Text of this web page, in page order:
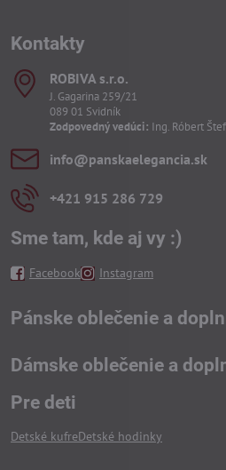
Kontakty
ROBIVA s​.r​.o​.
J. Gagarina 259/21
089 01 Svidník
Zodpovedný vedúci: Ing. Róbert
info​@panskaelegancia​.sk
+421 915 286 729
Sme tam, kde aj vy :)
Facebook Instagram
Pánske oblečenie a
Dámske oblečenie a
Pre deti
Detské kufreDetské hodinky